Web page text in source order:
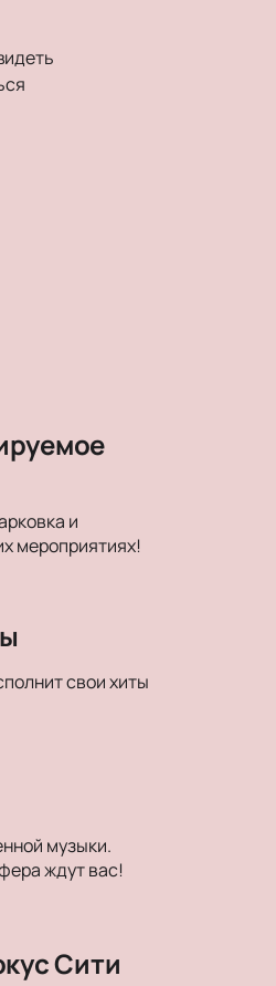
и
мероприятиях!
свои хиты
музыки.
ждут вас!
Сити